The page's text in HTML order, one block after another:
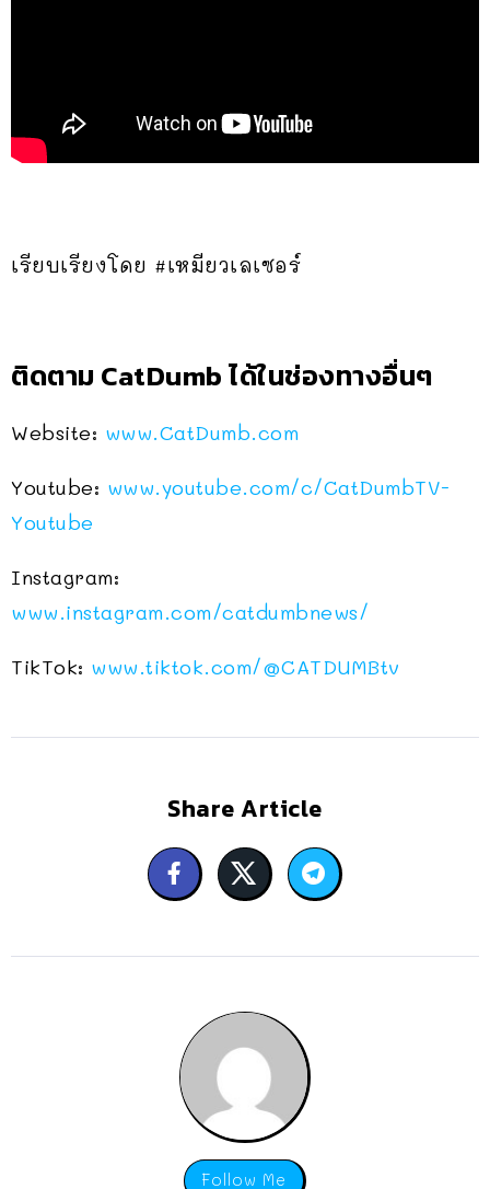
เรียบเรียงโดย #เหมียวเลเซอร์
ติดตาม CatDumb ได้ในช่องทางอื่นๆ
Website: www.CatDumb.com
Youtube: www.youtube.com/c/CatDumbTV-
Youtube
Instagram:
www.instagram.com/catdumbnews/
TikTok: www.tiktok.com/@CATDUMBtv
Share Article
Follow Me